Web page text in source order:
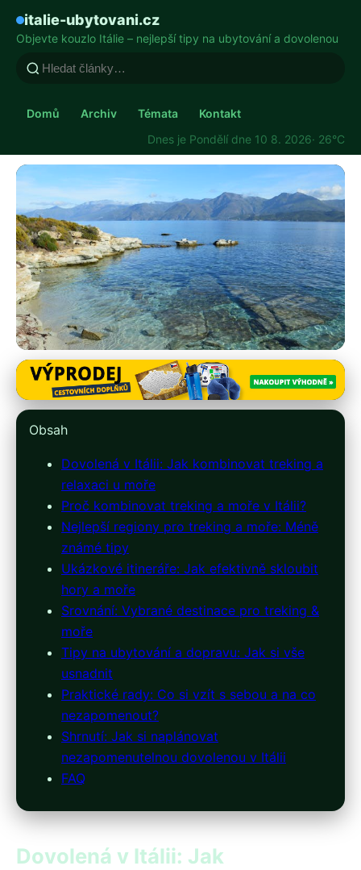
italie-ubytovani.cz
Objevte kouzlo Itálie – nejlepší tipy na ubytování a dovolenou
Domů Archiv Témata
Kontakt
Dnes je Pondělí dne 10 8. 2026· 26°C
italie-ubytovani.cz
Hory a moře v Itálii: Ideální
dovolená pro aktivní odpočinek
17. 5. 2026 · 9 min čtení · Autor: Lenka Veselá
Obsah
Dovolená v Itálii: Jak kombinovat treking a
relaxaci u moře
Proč kombinovat treking a moře v Itálii?
Nejlepší regiony pro treking a moře: Méně
známé tipy
Ukázkové itineráře: Jak efektivně skloubit
hory a moře
Srovnání: Vybrané destinace pro treking &
moře
Tipy na ubytování a dopravu: Jak si vše
usnadnit
Praktické rady: Co si vzít s sebou a na co
nezapomenout?
Shrnutí: Jak si naplánovat
nezapomenutelnou dovolenou v Itálii
FAQ
Dovolená v Itálii: Jak